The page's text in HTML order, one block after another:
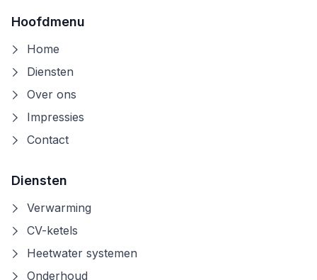
Hoofdmenu
Home
Diensten
Over ons
Impressies
Contact
Diensten
Verwarming
CV-ketels
Heetwater systemen
Onderhoud